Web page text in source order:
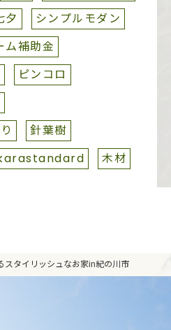
夕
シンプルモダン
ム補助金
ピンコロ
針葉樹
木材
スタイリッシュなお家in紀の川市